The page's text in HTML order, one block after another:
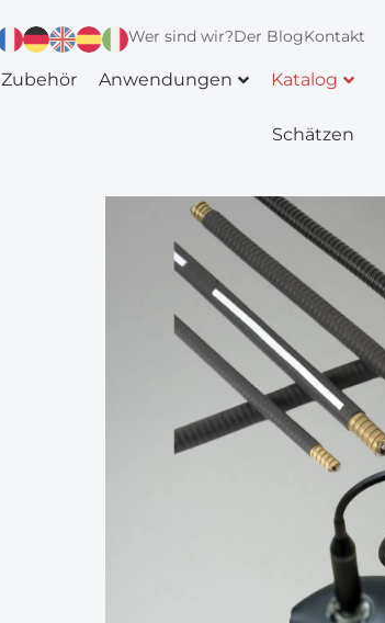
Wer sind wir?Der BlogKontakt
Zubehör Anwendungen Katalog
Schätzen